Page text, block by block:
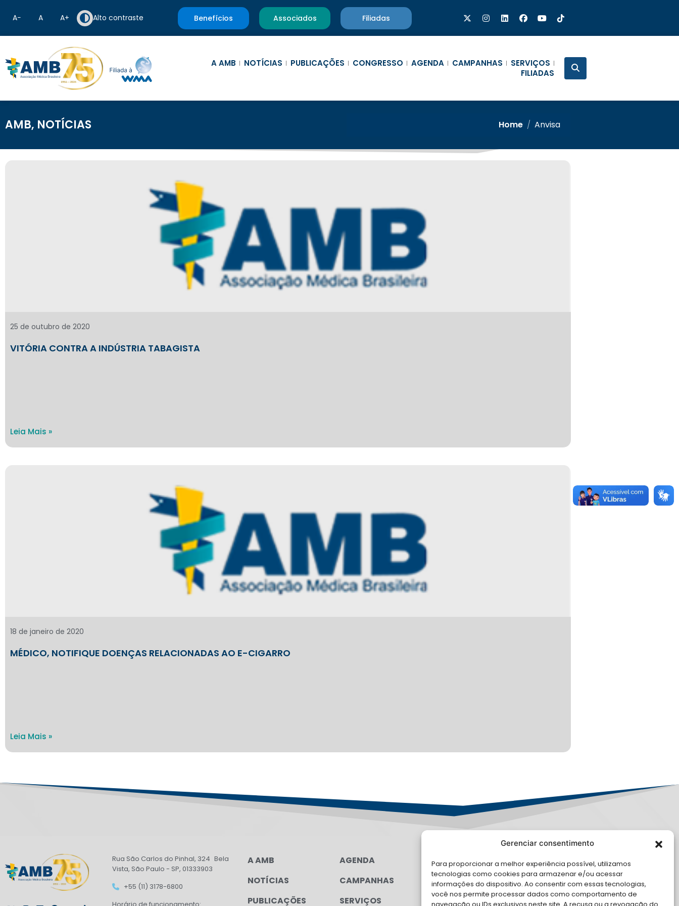
Gerenciar consentimento
Para proporcionar a melhor experiência possível, utilizamos
tecnologias como cookies para armazenar e/ou acessar
informações do dispositivo. Ao consentir com essas tecnologias,
você nos permite processar dados como comportamento de
A− A A+ Alto contraste Benefícios Associados Filiadas
A AMB NOTÍCIAS PUBLICAÇÕES CONGRESSO AGENDA CAMPANHAS
SERVIÇOS
FILIADAS
AMB, NOTÍCIAS Home / Anvisa
VITÓRIA CONTRA A INDÚSTRIA TABAGISTA
25 de outubro de 2020
Leia Mais »
MÉDICO, NOTIFIQUE DOENÇAS RELACIONADAS AO E-CIGARRO
18 de janeiro de 2020
Leia Mais »
Rua São Carlos do Pinhal, 324 Bela
Vista, São Paulo - SP, 01333903
+55 (11) 3178-6800
Horário de funcionamento:
A AMB
NOTÍCIAS
PUBLICAÇÕES
AGENDA
CAMPANHAS
SERVIÇOS
LGPD
FALE CONOSCO
Solicite Apoio Institucional da AMB
para o seu evento